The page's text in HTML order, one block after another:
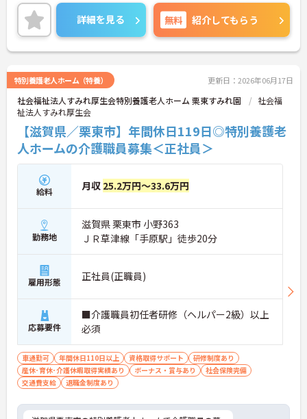
詳細を見る 無料 紹介してもらう
特別養護老人ホーム（特養） 更新日：2026年06月17日
社会福祉法人すみれ厚生会特別養護老人ホーム 栗東すみれ園
社会福
祉法人すみれ厚生会
【滋賀県／栗東市】年間休日119日◎特別養護老
人ホームの介護職員募集＜正社員＞
給料 月収 25.2万円～33.6万円
勤務地
滋賀県 栗東市 小野363
ＪＲ草津線「手原駅」徒歩20分
雇用形態 正社員(正職員)
応募要件
■介護職員初任者研修（ヘルパー2級）以上
必須
車通勤可 年間休日110日以上 資格取得サポート
研修制度あり
産休･育休･介護休暇取得実績あり
ボーナス・賞与あり
社会保険完備
交通費支給
退職金制度あり